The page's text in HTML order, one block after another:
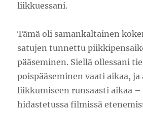
liikkuessani.
Tämä oli samankaltainen
satujen tunnettu
pääseminen. Siellä ollessani
poispääseminen vaati aikaa,
liikkumiseen runsaasti aikaa
hidastetussa filmissä